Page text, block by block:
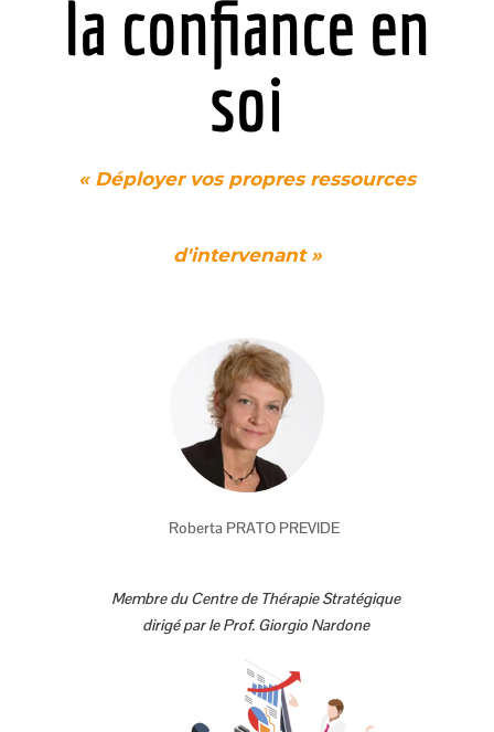
la confiance en
soi
« Déployer vos propres ressources
d'intervenant »
Roberta PRATO PREVIDE
Membre du Centre de Thérapie Stratégique
dirigé par le Prof. Giorgio Nardone